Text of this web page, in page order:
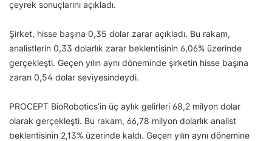
çeyrek sonuçlarını açıkladı.
Şirket, hisse başına 0,35 dolar zarar açıkladı. Bu rakam,
analistlerin 0,33 dolarlık zarar beklentisinin 6,06% üzerinde
gerçekleşti. Geçen yılın aynı döneminde şirketin hisse başına
zararı 0,54 dolar seviyesindeydi.
PROCEPT BioRobotics’in üç aylık gelirleri 68,2 milyon dolar
olarak gerçekleşti. Bu rakam, 66,78 milyon dolarlık analist
beklentisinin 2,13% üzerinde kaldı. Geçen yılın aynı dönemine